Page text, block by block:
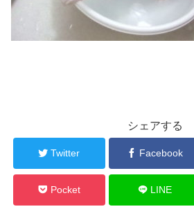
シェアする
Twitter Facebook
Pocket LINE